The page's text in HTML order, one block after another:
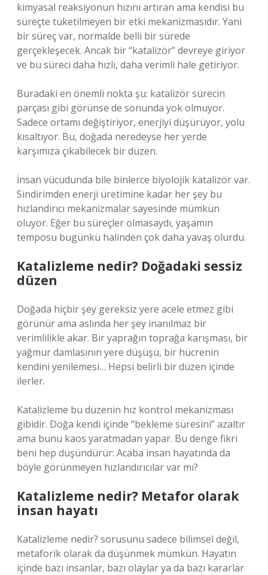
kimyasal reaksiyonun hızını artıran ama kendisi bu
süreçte tüketilmeyen bir etki mekanizmasıdır. Yani
bir süreç var, normalde belli bir sürede
gerçekleşecek. Ancak bir “katalizör” devreye giriyor
ve bu süreci daha hızlı, daha verimli hale getiriyor.
Buradaki en önemli nokta şu: katalizör sürecin
parçası gibi görünse de sonunda yok olmuyor.
Sadece ortamı değiştiriyor, enerjiyi düşürüyor, yolu
kısaltıyor. Bu, doğada neredeyse her yerde
karşımıza çıkabilecek bir düzen.
İnsan vücudunda bile binlerce biyolojik katalizör var.
Sindirimden enerji üretimine kadar her şey bu
hızlandırıcı mekanizmalar sayesinde mümkün
oluyor. Eğer bu süreçler olmasaydı, yaşamın
temposu bugünkü halinden çok daha yavaş olurdu.
Katalizleme nedir? Doğadaki sessiz
düzen
Doğada hiçbir şey gereksiz yere acele etmez gibi
görünür ama aslında her şey inanılmaz bir
verimlilikle akar. Bir yaprağın toprağa karışması, bir
yağmur damlasının yere düşüşü, bir hücrenin
kendini yenilemesi… Hepsi belirli bir düzen içinde
ilerler.
Katalizleme bu düzenin hız kontrol mekanizması
gibidir. Doğa kendi içinde “bekleme süresini” azaltır
ama bunu kaos yaratmadan yapar. Bu denge fikri
beni hep düşündürür: Acaba insan hayatında da
böyle görünmeyen hızlandırıcılar var mı?
Katalizleme nedir? Metafor olarak
insan hayatı
Katalizleme nedir? sorusunu sadece bilimsel değil,
metaforik olarak da düşünmek mümkün. Hayatın
içinde bazı insanlar, bazı olaylar ya da bazı kararlar